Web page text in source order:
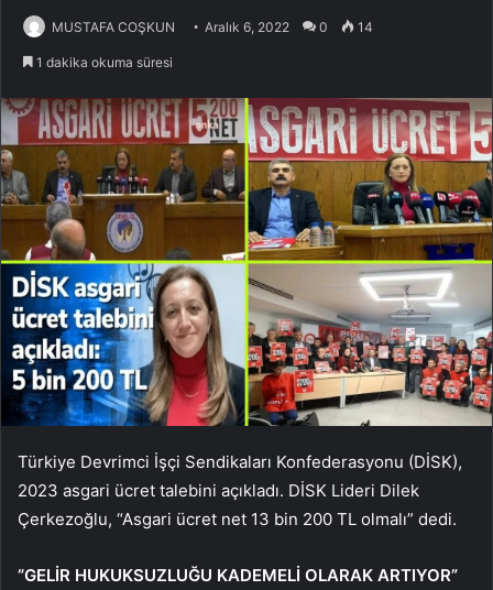
MUSTAFA COŞKUN Aralık 6, 2022 0 14
1 dakika okuma süresi
Türkiye Devrimci İşçi Sendikaları Konfederasyonu (DİSK),
2023 asgari ücret talebini açıkladı. DİSK Lideri Dilek
Çerkezoğlu, “Asgari ücret net 13 bin 200 TL olmalı” dedi.
“GELİR HUKUKSUZLUĞU KADEMELİ OLARAK ARTIYOR”